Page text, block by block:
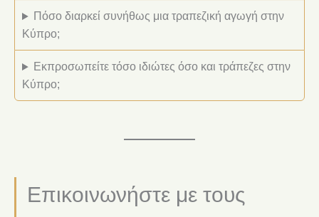
Πόσο διαρκεί συνήθως μια τραπεζική αγωγή στην
Κύπρο;
Εκπροσωπείτε τόσο ιδιώτες όσο και τράπεζες στην
Κύπρο;
Επικοινωνήστε με τους